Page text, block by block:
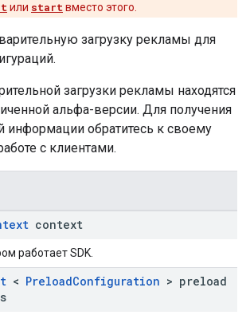
или start вместо этого.
загрузку рекламы для
загрузки рекламы находятся
альфа-версии. Для получения
информации обратитесь к своему
с клиентами.
context
работает SDK.
< PreloadConfiguration > preload